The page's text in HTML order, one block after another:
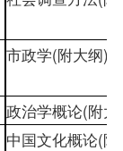
市政学(附大纲)
政治学概论(附大
中国文化概论(